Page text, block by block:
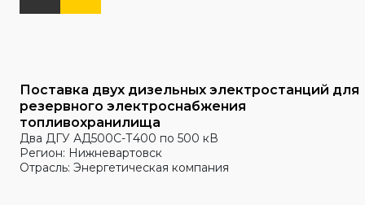
Поставка двух дизельных электростанций для
резервного электроснабжения
топливохранилища
Два ДГУ АД500С-Т400 по 500 кВ
Регион: Нижневартовск
Отрасль: Энергетическая компания